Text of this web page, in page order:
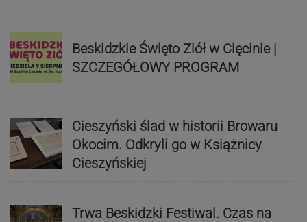
Beskidzkie Święto Ziół w Cięcinie |
SZCZEGÓŁOWY PROGRAM
Cieszyński ślad w historii Browaru
Okocim. Odkryli go w Książnicy
Cieszyńskiej
Trwa Beskidzki Festiwal. Czas na